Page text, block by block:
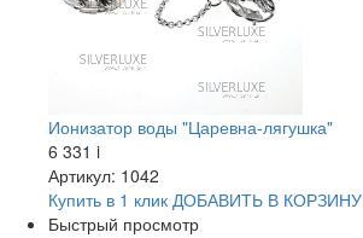
Ионизатор воды "Царевна-лягушка"
6 331 i
Артикул: 1042
Купить в 1 клик ДОБАВИТЬ В КОРЗИНУ
Быстрый просмотр